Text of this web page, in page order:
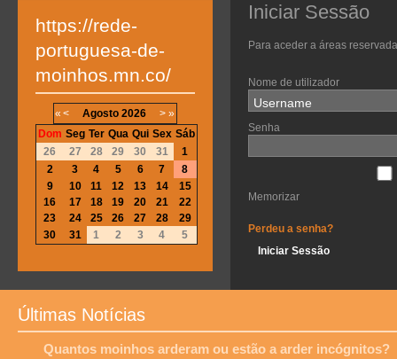
Iniciar Sessão
Para aceder a áreas
Nome de utilizador
Senha
Memorizar
Perdeu a senha?
https://rede-
portuguesa-de-
moinhos.mn.co/
« < Agosto 2026 > »
Dom Seg Ter Qua Qui Sex Sáb
26
27 28 29 30 31
1
2
3 4 5 6 7
8
9
10 11 12 13 14
15
16
17 18 19 20 21
22
23
24 25 26 27 28
29
30
31 1 2 3 4 5
Últimas Notícias
Quantos moinhos arderam ou estão a arder incógnitos?